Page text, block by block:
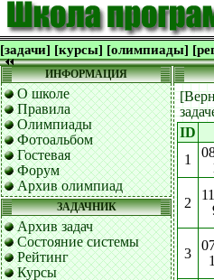
[задачи] [курсы] [олимпиады]
ИНФОРМАЦИЯ
О школе
Правила
Олимпиады
Фотоальбом
Гостевая
Форум
Архив олимпиад
ЗАДАЧНИК
Архив задач
Состояние системы
Рейтинг
Курсы
ID
1
2
3